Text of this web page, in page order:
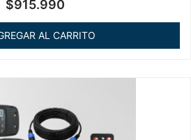
en
de
5
$915.990
AL CARRITO